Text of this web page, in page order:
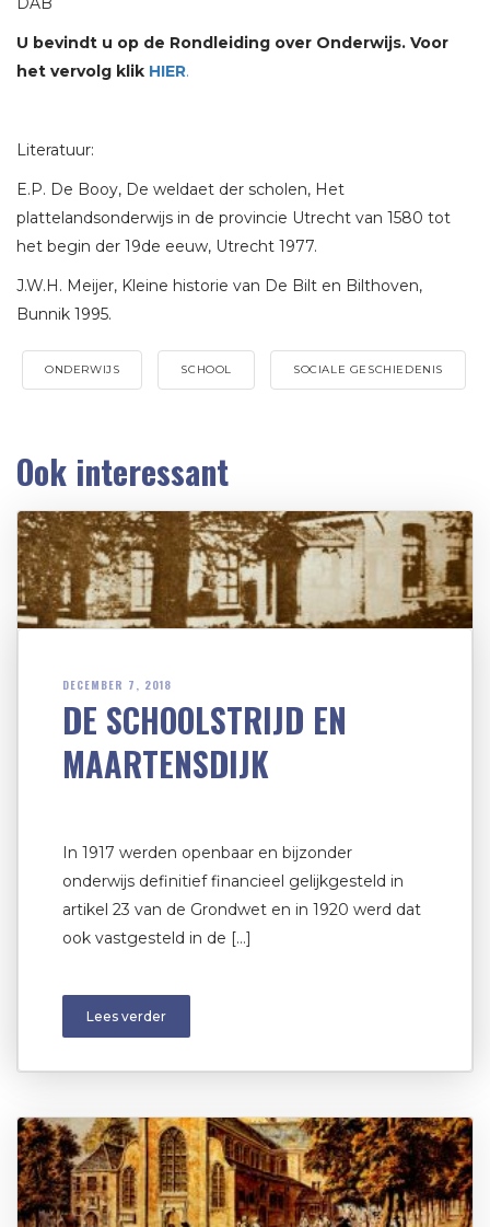
U bevindt u op de Rondleiding over Onderwijs. Voor
het vervolg klik HIER.
Literatuur:
E.P. De Booy, De weldaet der scholen, Het
plattelandsonderwijs in de provincie Utrecht van 1580 tot
het begin der 19de eeuw, Utrecht 1977.
J.W.H. Meijer, Kleine historie van De Bilt en Bilthoven,
Bunnik 1995.
ONDERWIJS SCHOOL SOCIALE GESCHIEDENIS
Ook interessant
DECEMBER 7, 2018
DE SCHOOLSTRIJD EN
MAARTENSDIJK
In 1917 werden openbaar en bijzonder
onderwijs definitief financieel gelijkgesteld in
artikel 23 van de Grondwet en in 1920 werd dat
ook vastgesteld in de […]
Lees verder